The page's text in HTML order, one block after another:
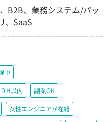
B2B、業務システム/パッ
、SaaS
中
H以内 副業OK
女性エンジニアが在籍